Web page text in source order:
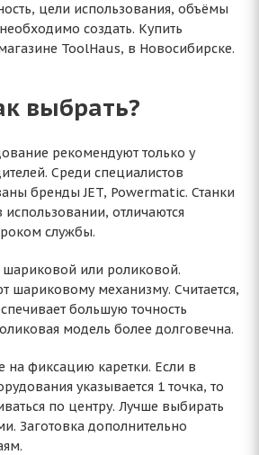
цели использования, объёмы
создать. Купить
ToolHaus, в Новосибирске.
выбрать?
рекомендуют только у
Среди специалистов
бренды JET, Powermatic. Станки
отличаются
службы.
шариковой или роликовой.
шариковому механизму. Считается,
большую точность
модель более долговечна.
фиксацию каретки. Если в
указывается 1 точка, то
по центру. Лучше выбирать
Заготовка дополнительно